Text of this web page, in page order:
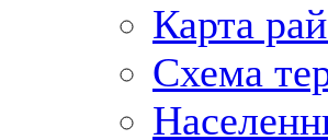
Карта
Схема